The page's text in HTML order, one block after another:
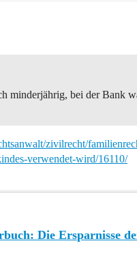
minderjährig, bei der Bank
zivilrecht/
verwendet-wird/16110/
Die Ersparnisse